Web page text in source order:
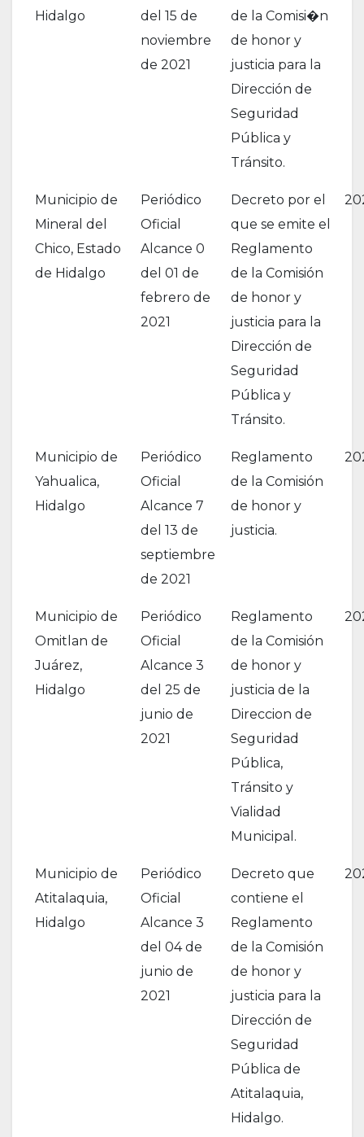
Hidalgo
del 15 de
noviembre
de 2021
de la Comisi�n
de honor y
justicia para la
Dirección de
Seguridad
Pública y
Tránsito.
Municipio de
Mineral del
Chico, Estado
de Hidalgo
Periódico
Oficial
Alcance 0
del 01 de
febrero de
2021
Decreto por el
que se emite el
Reglamento
de la Comisión
de honor y
justicia para la
Dirección de
Seguridad
Pública y
Tránsito.
Municipio de
Yahualica,
Hidalgo
Periódico
Oficial
Alcance 7
del 13 de
septiembre
de 2021
Reglamento
de la Comisión
de honor y
justicia.
Municipio de
Omitlan de
Juárez,
Hidalgo
Periódico
Oficial
Alcance 3
del 25 de
junio de
2021
Reglamento
de la Comisión
de honor y
justicia de la
Direccion de
Seguridad
Pública,
Tránsito y
Vialidad
Municipal.
Municipio de
Atitalaquia,
Hidalgo
Periódico
Oficial
Alcance 3
del 04 de
junio de
2021
Decreto que
contiene el
Reglamento
de la Comisión
de honor y
justicia para la
Dirección de
Seguridad
Pública de
Atitalaquia,
Hidalgo.